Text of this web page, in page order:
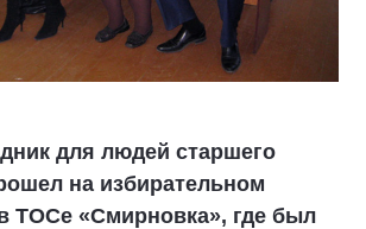
для людей старшего
на избирательном
ТОСе «Смирновка», где был